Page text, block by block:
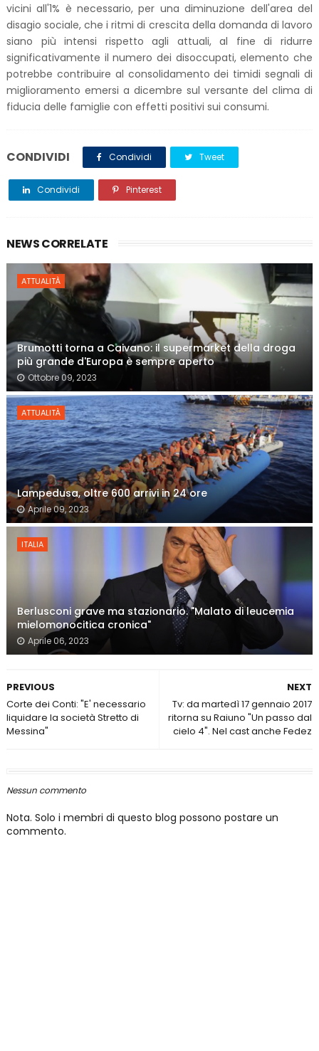
vicini all'1% è necessario, per una diminuzione dell'area del
disagio sociale, che i ritmi di crescita della domanda di lavoro
siano più intensi rispetto agli attuali, al fine di ridurre
significativamente il numero dei disoccupati, elemento che
potrebbe contribuire al consolidamento dei timidi segnali di
miglioramento emersi a dicembre sul versante del clima di
fiducia delle famiglie con effetti positivi sui consumi.
CONDIVIDI Condividi Tweet
Condividi Pinterest
NEWS CORRELATE
ATTUALITÀ
Brumotti torna a Caivano: il supermarket della droga
più grande d'Europa è sempre aperto
Ottobre 09, 2023
ATTUALITÀ
Lampedusa, oltre 600 arrivi in 24 ore
Aprile 09, 2023
ITALIA
Berlusconi grave ma stazionario. "Malato di leucemia
mielomonocitica cronica"
Aprile 06, 2023
NEXT
Tv: da martedì 17 gennaio 2017
ritorna su Raiuno "Un passo dal
cielo 4". Nel cast anche Fedez
PREVIOUS
Corte dei Conti: "E' necessario
liquidare la società Stretto di
Messina"
Nessun commento
Nota. Solo i membri di questo blog possono postare un
commento.